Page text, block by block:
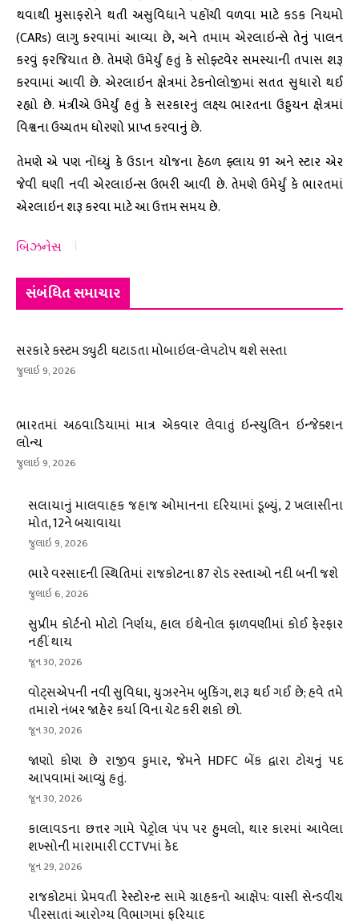
થવાથી મુસાફરોને થતી અસુવિધાને પહોંચી વળવા માટે કડક નિયમો
(CARs) લાગુ કરવામાં આવ્યા છે, અને તમામ એરલાઇન્સે તેનું પાલન
કરવું ફરજિયાત છે. તેમણે ઉમેર્યું હતું કે સોફ્ટવેર સમસ્યાની તપાસ શરૂ
કરવામાં આવી છે. એરલાઇન ક્ષેત્રમાં ટેકનોલોજીમાં સતત સુધારો થઈ
રહ્યો છે. મંત્રીએ ઉમેર્યું હતું કે સરકારનું લક્ષ્ય ભારતના ઉડ્ડયન ક્ષેત્રમાં
વિશ્વના ઉચ્ચતમ ધોરણો પ્રાપ્ત કરવાનું છે.
તેમણે એ પણ નોંધ્યું કે ઉડાન યોજના હેઠળ ફ્લાય 91 અને સ્ટાર એર
જેવી ઘણી નવી એરલાઇન્સ ઉભરી આવી છે. તેમણે ઉમેર્યું કે ભારતમાં
એરલાઇન શરૂ કરવા માટે આ ઉત્તમ સમય છે.
બિઝનેસ
સંબંધિત સમાચાર
સરકારે કસ્ટમ ડ્યુટી ઘટાડતા મોબાઇલ-લેપટોપ થશે સસ્તા
જુલાઇ 9, 2026
ભારતમાં અઠવાડિયામાં માત્ર એકવાર લેવાતું ઇન્સ્યુલિન ઇન્જેક્શન
લોન્ચ
જુલાઇ 9, 2026
સલાયાનું માલવાહક જહાજ ઓમાનના દરિયામાં ડૂબ્યું, 2 ખલાસીના
મોત, 12ને બચાવાયા
જુલાઇ 9, 2026
ભારે વરસાદની સ્થિતિમાં રાજકોટના 87 રોડ રસ્તાઓ નદી બની જશે
જુલાઇ 6, 2026
સુપ્રીમ કોર્ટનો મોટો નિર્ણય, હાલ ઇથેનોલ ફાળવણીમાં કોઈ ફેરફાર
નહીં થાય
જૂન 30, 2026
વોટ્સએપની નવી સુવિધા, યુઝરનેમ બુકિંગ, શરૂ થઈ ગઈ છે; હવે તમે
તમારો નંબર જાહેર કર્યા વિના ચેટ કરી શકો છો.
જૂન 30, 2026
જાણો કોણ છે રાજીવ કુમાર, જેમને HDFC બેંક દ્વારા ટોચનું પદ
આપવામાં આવ્યું હતું.
જૂન 30, 2026
કાલાવડના છત્તર ગામે પેટ્રોલ પંપ પર હુમલો, થાર કારમાં આવેલા
શખ્સોની મારામારી CCTVમાં કેદ
જૂન 29, 2026
રાજકોટમાં પ્રેમવતી રેસ્ટોરન્ટ સામે ગ્રાહકનો આક્ષેપ: વાસી સેન્ડવીચ
પીરસાતાં આરોગ્ય વિભાગમાં ફરિયાદ